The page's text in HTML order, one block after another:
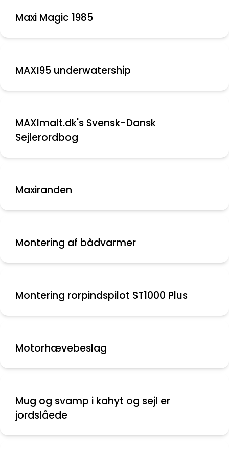
Maxi Magic 1985
MAXI95 underwatership
MAXImalt.dk's Svensk-Dansk
Sejlerordbog
Maxiranden
Montering af bådvarmer
Montering rorpindspilot ST1000 Plus
Motorhævebeslag
Mug og svamp i kahyt og sejl er
jordslåede